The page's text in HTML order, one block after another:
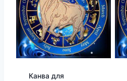
Канва для